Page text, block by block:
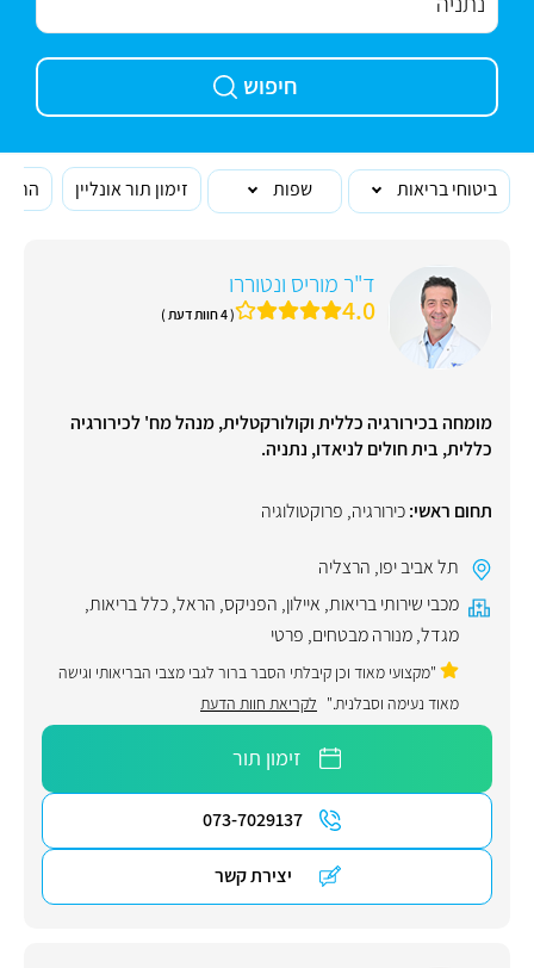
חיפוש
ביטוחי בריאות שפות זימון תור אונליין
ד"ר מוריס ונטוררו
4.0 ( 4 חוות דעת )
מומחה בכירורגיה כללית וקולורקטלית, מנהל מח' לכירורגיה
כללית, בית חולים לניאדו, נתניה.
תחום ראשי:כירורגיה, פרוקטולוגיה
תל אביב יפו, הרצליה
מכבי שירותי בריאות, איילון, הפניקס, הראל,כלל בריאות,
מגדל,מנורה מבטחים, פרטי
"מקצועי מאוד וכן קיבלתי הסבר ברור לגבי מצבי הבריאותי וגישה
מאוד נעימה וסבלנית." לקריאת חוות הדעת
זימון תור
073-7029137
יצירת קשר